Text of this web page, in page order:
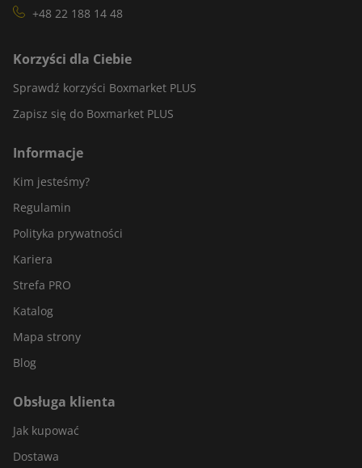
+48 22 188 14 48
Korzyści dla Ciebie
Sprawdź korzyści Boxmarket PLUS
Zapisz się do Boxmarket PLUS
Informacje
Kim jesteśmy?
Regulamin
Polityka prywatności
Kariera
Strefa PRO
Katalog
Mapa strony
Blog
Obsługa klienta
Jak kupować
Dostawa